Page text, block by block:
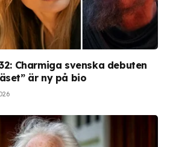
Charmiga svenska debuten
är ny på bio